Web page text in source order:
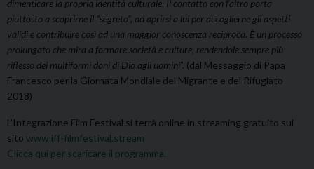
dimenticare la propria identità culturale. Il contatto con l’altro porta
piuttosto a scoprirne il “segreto”, ad aprirsi a lui per accoglierne gli aspetti
validi e contribuire così ad una maggior conoscenza reciproca. È un processo
prolungato che mira a formare società e culture, rendendole sempre più
riflesso dei multiformi doni di Dio agli uomini”. (dal Messaggio di Papa
Francesco per la Giornata Mondiale del Migrante e del Rifugiato
2018)
L’Integrazione Film Festival si terrà online in streaming gratuito sul
sito www.iff-filmfestival.stream
Clicca qui per scaricare il programma.